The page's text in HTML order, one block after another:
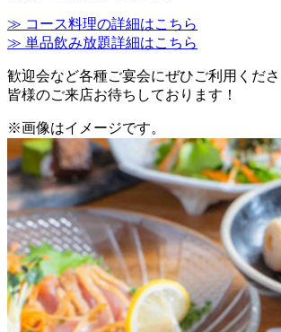
≫ コース料理の詳細はこちら
≫ 単品飲み放題詳細はこちら
歓迎会など各種ご宴会にぜひご利用くださ
皆様のご来店お待ちしております！
※画像はイメージです。